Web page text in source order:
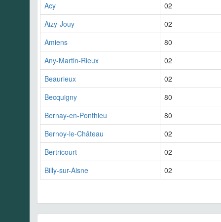
Acy
02
Aizy-Jouy
02
Amiens
80
Any-Martin-Rieux
02
Beaurieux
02
Becquigny
80
Bernay-en-Ponthieu
80
Bernoy-le-Château
02
Bertricourt
02
Billy-sur-Aisne
02